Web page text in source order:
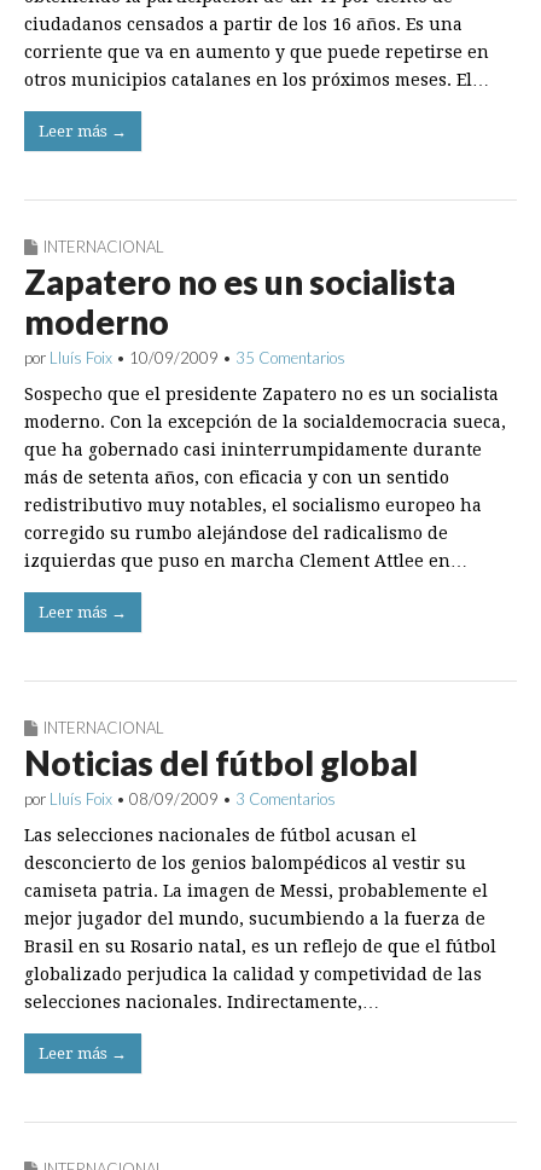
ciudadanos censados a partir de los 16 años. Es una
corriente que va en aumento y que puede repetirse en
otros municipios catalanes en los próximos meses. El…
Leer más →
INTERNACIONAL
Zapatero no es un socialista
moderno
por Lluís Foix • 10/09/2009 • 35 Comentarios
Sospecho que el presidente Zapatero no es un socialista
moderno. Con la excepción de la socialdemocracia sueca,
que ha gobernado casi ininterrumpidamente durante
más de setenta años, con eficacia y con un sentido
redistributivo muy notables, el socialismo europeo ha
corregido su rumbo alejándose del radicalismo de
izquierdas que puso en marcha Clement Attlee en…
Leer más →
INTERNACIONAL
Noticias del fútbol global
por Lluís Foix • 08/09/2009 • 3 Comentarios
Las selecciones nacionales de fútbol acusan el
desconcierto de los genios balompédicos al vestir su
camiseta patria. La imagen de Messi, probablemente el
mejor jugador del mundo, sucumbiendo a la fuerza de
Brasil en su Rosario natal, es un reflejo de que el fútbol
globalizado perjudica la calidad y competividad de las
selecciones nacionales. Indirectamente,…
Leer más →